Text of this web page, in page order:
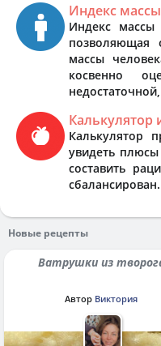
Индекс
Индекс
позволяющая
массы
косвенно
Калькулятор
Калькулятор
увидеть
составить
сбалансирован.
Новые рецепты
Ватрушки из
Автор Виктория